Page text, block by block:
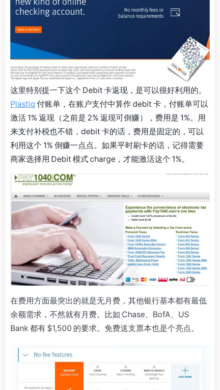
这里特别提一下这个 Debit 卡返现，是可以很好利用的。
Plastiq 付账单，在账户支付中算作 debit 卡，付账单可以
激活 1% 返现（之前是 2% 返现可倒赚），费用是 1%。用
来支付补税也不错，debit 卡的话，费用是固定的，可以
利用这个 1% 倒赚一点点。如果平时刷卡的话，记得需要
商家选择用 Debit 模式 charge，才能激活这个 1%。
在费用方面最突出的就是无月费，其他银行基本都有最低
余额需求，不然就有月费。比如 Chase、BofA、US
Bank 都有 $1,500 的要求。免费送支票本也是个亮点。